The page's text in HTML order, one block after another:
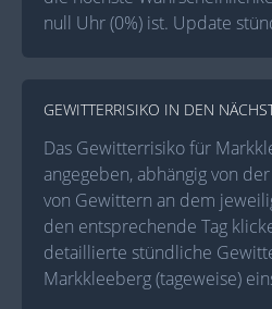
null Uhr (0%) ist. Update
GEWITTERRISIKO IN DEN
Das Gewitterrisiko für
angegeben, abhängig von
von Gewittern an dem
den entsprechende Tag
detaillierte stündliche
Markkleeberg (tageweise)